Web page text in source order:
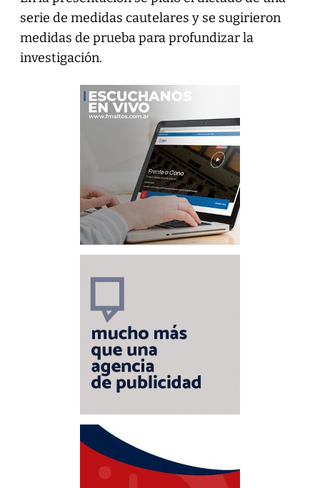
serie de medidas cautelares y se sugirieron
medidas de prueba para profundizar la
investigación.